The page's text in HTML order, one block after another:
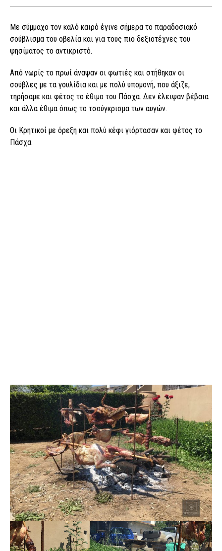
Με σύμμαχο τον καλό καιρό έγινε σήμερα το παραδοσιακό
σούβλισμα του οβελία και για τους πιο δεξιοτέχνες του
ψησίματος το αντικριστό.
Από νωρίς το πρωί άναψαν οι φωτιές και στήθηκαν οι
σούβλες με τα γουλίδια και με πολύ υπομονή, που άξιζε,
τηρήσαμε και φέτος το έθιμο του Πάσχα. Δεν έλειψαν βέβαια
και άλλα έθιμα όπως το τσούγκρισμα των αυγών.
Οι Κρητικοί με όρεξη και πολύ κέφι γιόρτασαν και φέτος το
Πάσχα.